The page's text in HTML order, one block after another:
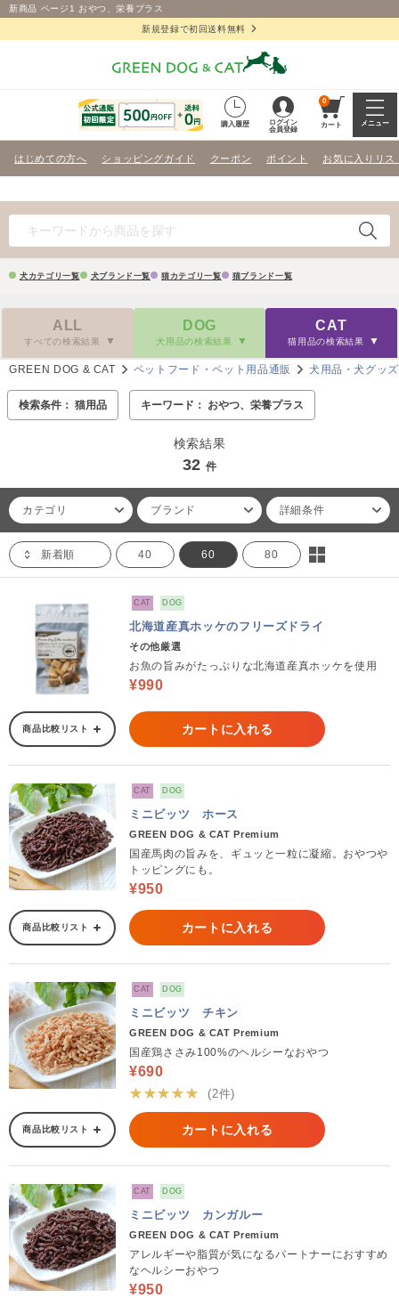
新商品 ページ1 おやつ、栄養プラス
新規登録で初回送料無料
購入履歴
ログイン
会員登録
0
カート メニュー
はじめての方へ ショッピングガイド クーポン ポイント お気に入りリス
犬カテゴリ一覧 犬ブランド一覧 猫カテゴリ一覧 猫ブランド一覧
ALL
すべての検索結果
DOG
犬用品の検索結果
CAT
猫用品の検索結果
GREEN DOG & CAT ペットフード・ペット用品通販 犬用品・犬グッズ
検索条件： 猫用品 キーワード： おやつ、栄養プラス
検索結果
32 件
カテゴリ ブランド 詳細条件
新着順 40 60 80
CAT DOG
北海道産真ホッケのフリーズドライ
その他厳選
お魚の旨みがたっぷりな北海道産真ホッケを使用
¥990
商品比較リスト カートに入れる
CAT DOG
ミニビッツ ホース
GREEN DOG & CAT Premium
国産馬肉の旨みを、ギュッと一粒に凝縮。おやつや
トッピングにも。
¥950
商品比較リスト カートに入れる
CAT DOG
ミニビッツ チキン
GREEN DOG & CAT Premium
国産鶏ささみ100%のヘルシーなおやつ
¥690
★★★★★
(2件)
商品比較リスト カートに入れる
CAT DOG
ミニビッツ カンガルー
GREEN DOG & CAT Premium
アレルギーや脂質が気になるパートナーにおすすめ
なヘルシーおやつ
¥950